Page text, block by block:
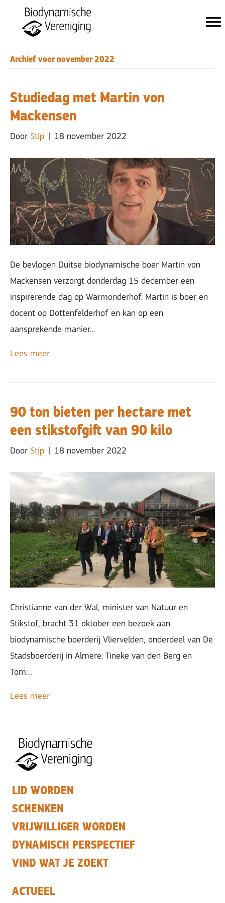
Archief voor november 2022
Studiedag met Martin von
Mackensen
Door Stip 18 november 2022
De bevlogen Duitse biodynamische boer Martin von
Mackensen verzorgt donderdag 15 december een
inspirerende dag op Warmonderhof. Martin is boer en
docent op Dottenfelderhof en kan op een
aansprekende manier…
Lees meer
90 ton bieten per hectare met
een stikstofgift van 90 kilo
Door Stip 18 november 2022
Christianne van der Wal, minister van Natuur en
Stikstof, bracht 31 oktober een bezoek aan
biodynamische boerderij Vliervelden, onderdeel van De
Stadsboerderij in Almere. Tineke van den Berg en
Tom…
Lees meer
LID WORDEN
SCHENKEN
VRIJWILLIGER WORDEN
DYNAMISCH PERSPECTIEF
VIND WAT JE ZOEKT
ACTUEEL